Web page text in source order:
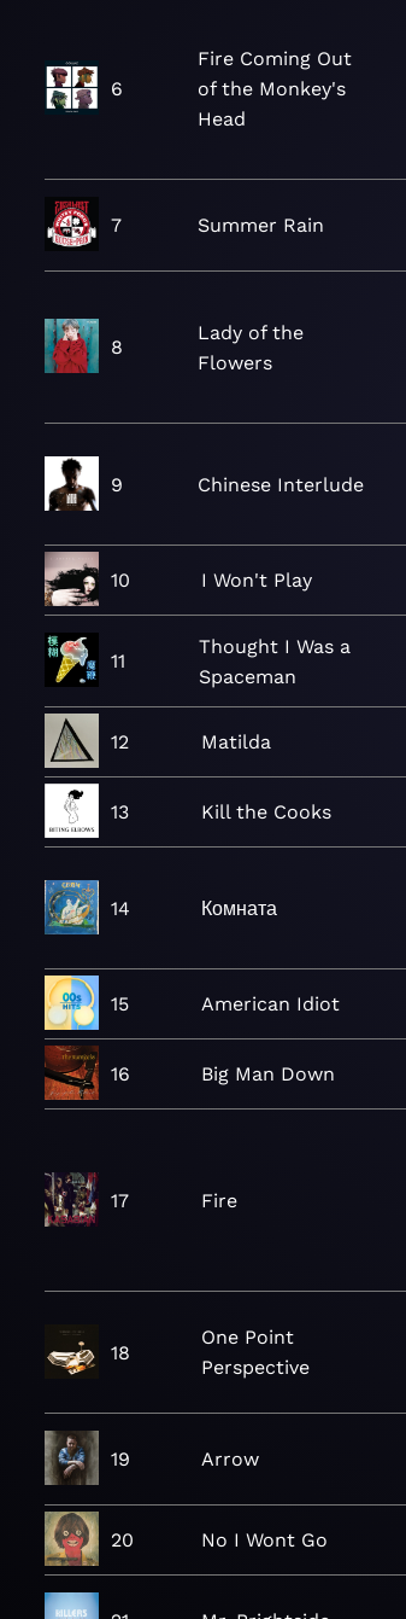
6
Fire Coming Out
of the Monkey's
Head
7 Summer Rain
8
Lady of the
Flowers
9 Chinese Interlude
10 I Won't Play
11
Thought I Was a
Spaceman
12 Matilda
13 Kill the Cooks
14 Комната
15 American Idiot
16 Big Man Down
17 Fire
18
One Point
Perspective
19 Arrow
20 No I Wont Go